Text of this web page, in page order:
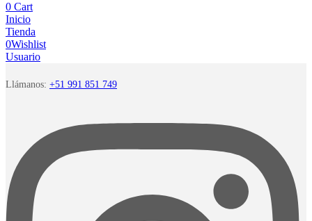
0 Cart
Inicio
Tienda
0Wishlist
Usuario
Llámanos: +51 991 851 749